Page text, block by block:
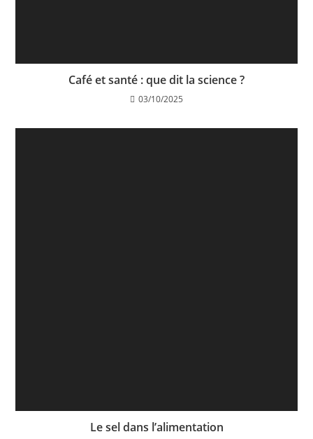
Café et santé : que dit la science ?
03/10/2025
Le sel dans l’alimentation